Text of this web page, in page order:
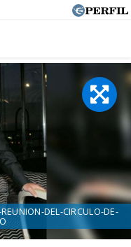
DEL-CIRCULO-DE-